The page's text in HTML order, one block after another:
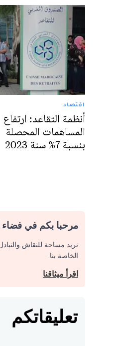
اقتصاد
أنظمة التقاعد: ارتفاع
المساهمات المحصلة
بنسبة 7% سنة 2023
مرحبا بكم في فضاء
نريد مساحة للنقاش
الخاصة بنا.
اقرأ ميثاقنا
تعليقاتكم